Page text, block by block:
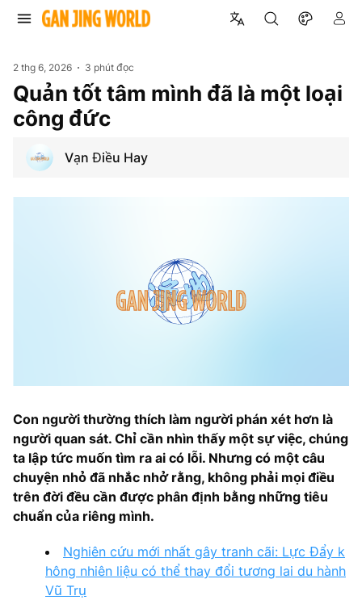
2 thg 6, 2026 3 phút đọc
Quản tốt tâm mình đã là một loại
công đức
Vạn Điều Hay
Con người thường thích làm người phán xét hơn là
người quan sát. Chỉ cần nhìn thấy một sự việc, chúng
ta lập tức muốn tìm ra ai có lỗi. Nhưng có một câu
chuyện nhỏ đã nhắc nhở rằng, không phải mọi điều
trên đời đều cần được phân định bằng những tiêu
chuẩn của riêng mình.
Nghiên cứu mới nhất gây tranh cãi: Lực Đẩy k
hông nhiên liệu có thể thay đổi tương lai du hành
Vũ Trụ